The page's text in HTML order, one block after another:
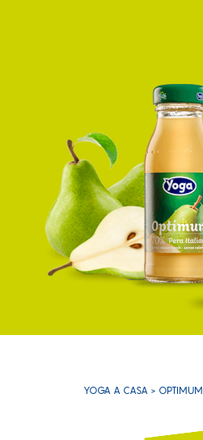
YOGA A CASA > OPTIMUM